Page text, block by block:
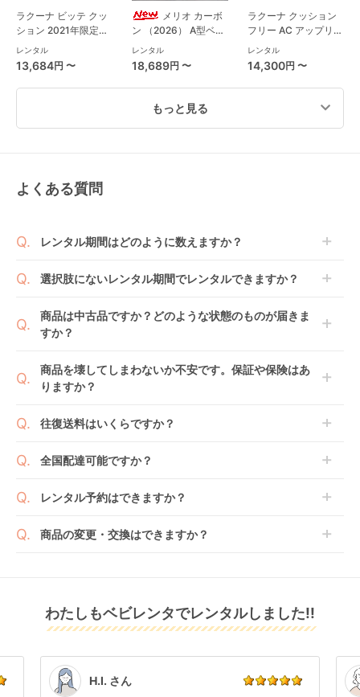
ラクーナ ビッテ クッ
ション 2021年限定モ
デル(アカチャンホン
ポ限定モデル) A型ベ
ビーカー アップリカ
(aprica)
レンタル
13,684円 〜
メリオ カーボ
ン （2026） A型ベビ
ーカー サイベックス
(cybex)
レンタル
18,689円 〜
ラクーナ クッション
フリー AC アップリカ
(aprica) A型ベビーカ
ー
レンタル
14,300円 〜
レンタル
8,217 円 〜
ー コンビ(Combi)
レンタル
13,684 円 〜
ランフィ RB0 ピジョ
カー
レンタル
AE (アカチャンホンポ
限定モデル) A型ベビ
(Aprica)
レンタル
（アカチャンホンポ限
ー(Bugaboo)
レンタル
35,750 円 〜
ヌナ(nuna)
レンタル
26,422 円 〜
カー
レンタル
5,368 円 〜
もっと見る
よくある質問
レンタル期間はどのように数えますか？
開始日1日目となります。
日までに配送業者（佐川急便）に商品の引渡しとなり
ます。
選択肢にないレンタル期間でレンタルできますか？
間の利用が可能です。
例えば4ヶ月の場合、3ヶ月レンタル＋1ヶ月延長とし
の上で、早期にご返却ください。
商品は中古品ですか？どのような状態のものが届きま
すか？
のもございます。
新品商品はメーカーから仕入れた状態のものをお送り
走行テストを行う場合がございます。
となる場合がございます。その際、メーカーの都合に
場合や、在庫切れによりご注文をキャンセルさせてい
い。
※万が一キャンセルとなった場合には、代金は全額ご
てお届けしております。そのため、小さなキズや使用
感はございますが、故障や大きなキズ、シミなどのリ
す。
点検清掃については
もご確認ください。
商品を壊してしまわないか不安です。保証や保険はあ
りますか？
おります。
ョンをご購入ください。
詳しくはこちらをご確認ください。
往復送料はいくらですか？
へ入れ、カートページから住所を入力すると送料が確
全国配達可能ですか？
※空港への配達はご対応できかねますのであらかじめ
レンタル予約はできますか？
可能ですので、商品のご注文時にご希望のお日にちに
商品の変更・交換はできますか？
また、レンタル期間の変更も商品発送前であれば変更
可能です。
い。
わたしもベビレンタでレンタルしました!!
H.I. さん